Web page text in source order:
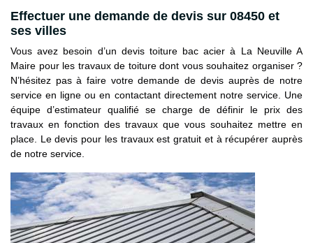
Effectuer une demande de devis sur 08450 et
ses villes
Vous avez besoin d’un devis toiture bac acier à La Neuville A
Maire pour les travaux de toiture dont vous souhaitez organiser ?
N’hésitez pas à faire votre demande de devis auprès de notre
service en ligne ou en contactant directement notre service. Une
équipe d’estimateur qualifié se charge de définir le prix des
travaux en fonction des travaux que vous souhaitez mettre en
place. Le devis pour les travaux est gratuit et à récupérer auprès
de notre service.